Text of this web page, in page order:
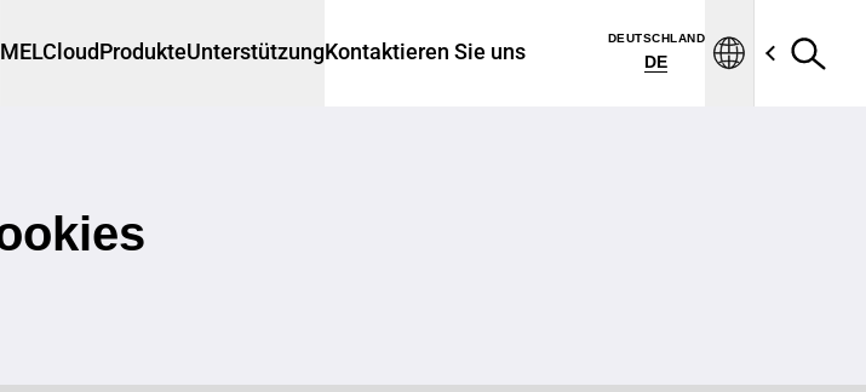
MELCloudProdukteUnterstützungKontaktieren Sie uns
DEUTSCHLAND
DE